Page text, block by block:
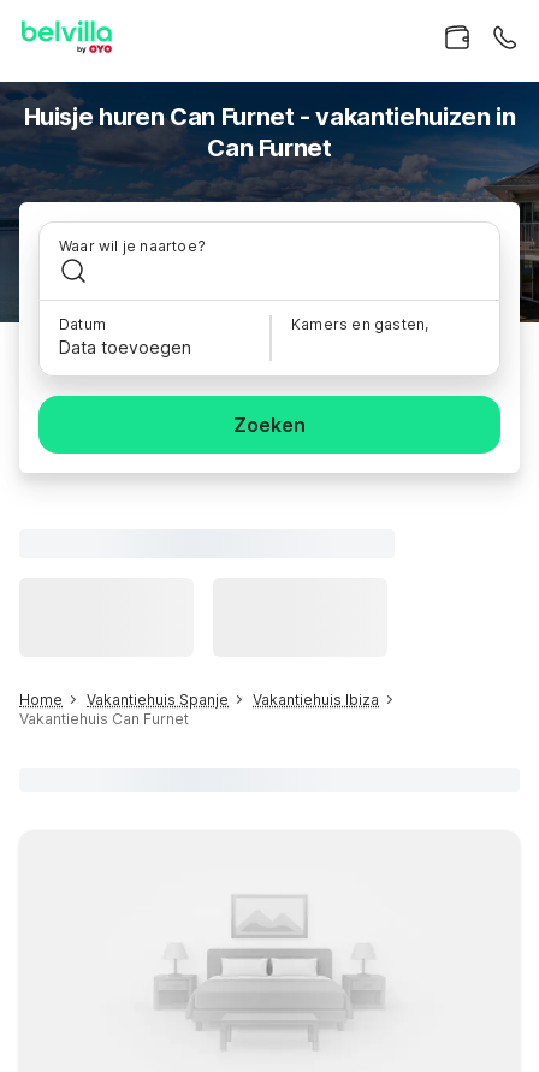
Huisje huren Can Furnet - vakantiehuizen in
Can Furnet
Waar wil je naartoe?
Datum
Data toevoegen
Kamers en gasten,
Zoeken
Home Vakantiehuis Spanje
Vakantiehuis Ibiza
Vakantiehuis Can Furnet